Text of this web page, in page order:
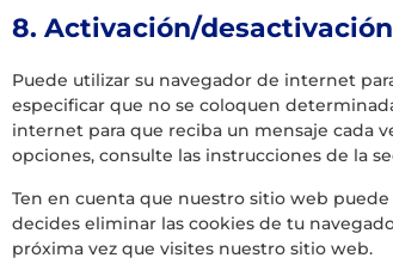
8. Activación/
Puede utilizar su navegador de internet
especificar que no se coloquen
internet para que reciba un mensaje cada
opciones, consulte las instrucciones de la
Ten en cuenta que nuestro sitio web
decides eliminar las cookies de tu
próxima vez que visites nuestro sitio web.